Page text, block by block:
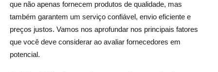
que não apenas fornecem produtos de qualidade, mas
também garantem um serviço confiável, envio eficiente e
preços justos. Vamos nos aprofundar nos principais fatores
que você deve considerar ao avaliar fornecedores em
potencial.